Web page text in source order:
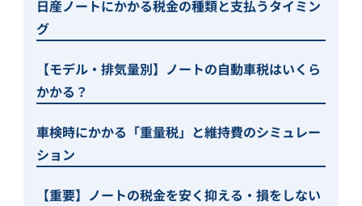
日産ノートにかかる税金の種類と支払うタイミン
グ
【モデル・排気量別】ノートの自動車税はいくら
かかる？
車検時にかかる「重量税」と維持費のシミュレー
ション
【重要】ノートの税金を安く抑える・損をしない